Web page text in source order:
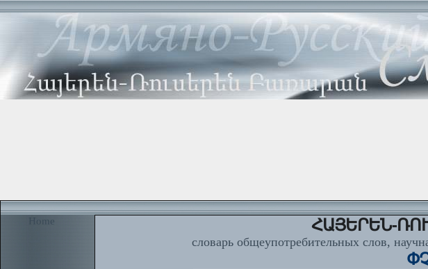
Home ՀԱՅԵՐԵՆ-
словарь общеупотребительных слов,